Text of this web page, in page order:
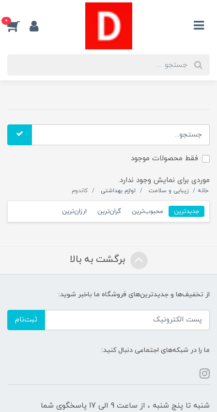
0
فقط محصولات موجود
موردی برای نمایش وجود ندارد.
خانه زیبایی و سلامت لوازم بهداشتی کاندوم
جدیدترین محبوب‌ترین گران‌ترین ارزان‌ترین
برگشت به بالا
از تخفیف‌ها و جدیدترین‌های فروشگاه ما باخبر شوید:
ثبت‌نام
ما را در شبکه‌های اجتماعی دنبال کنید:
شنبه تا پنج شنبه ، از ساعت 9 الی 17 پاسخگوی شما